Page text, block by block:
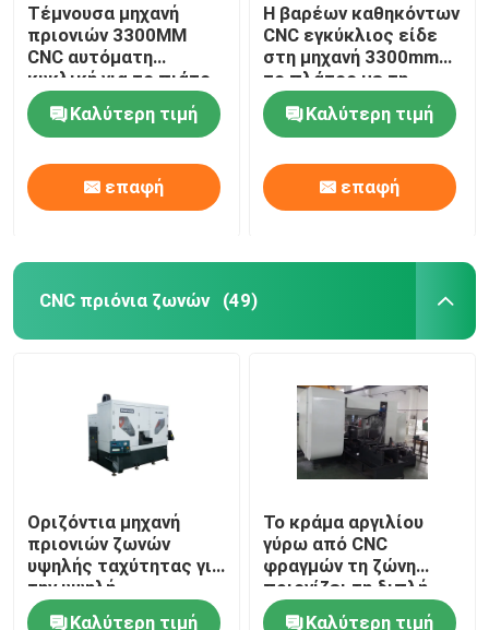
Τέμνουσα μηχανή
πριονιών 3300MM
CNC αυτόματη
κυκλική για το πιάτο
χαλκού που πριονίζει
HL-10CNCΚαλύτερη τιμή
επαφή
Η βαρέων καθηκόντων
CNC εγκύκλιος είδε
στη μηχανή 3300mm
το πλάτος με τη
σερβο μηχανή σίτισης
3
Καλύτερη τιμή
επαφή
CNC πριόνια ζωνών (49)
Οριζόντια μηχανή
πριονιών ζωνών
υψηλής ταχύτητας για
την υψηλή
αποδοτικότητα
Καλύτερη τιμή
Το κράμα αργιλίου
γύρω από CNC
φραγμών τη ζώνη
πριονίζει τη διπλή
δομή hd-400NC
Καλύτερη τιμή